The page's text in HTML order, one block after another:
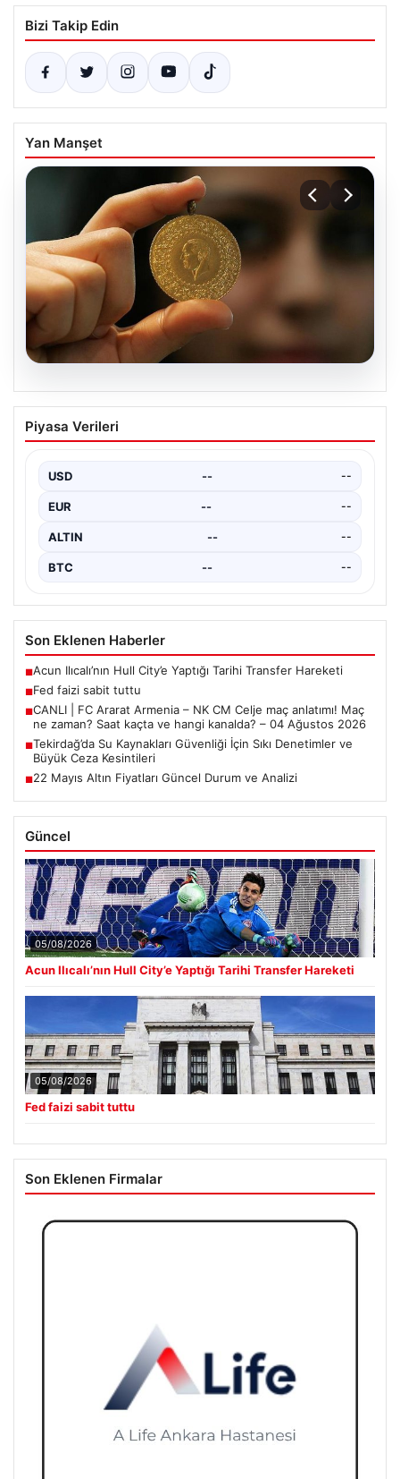
Bizi Takip Edin
Yan Manşet
22 Mayıs Altın Fiyatları Güncel Durum
ve Analizi
yatırımcıların ve ekonomistlerin dikkatini çekiyor. Ankara
Bölge Adliye…
Piyasa Verileri
USD -- --
EUR -- --
ALTIN -- --
BTC -- --
Son Eklenen Haberler
■Acun Ilıcalı’nın Hull City’e Yaptığı Tarihi Transfer Hareketi
■Fed faizi sabit tuttu
■CANLI | FC Ararat Armenia – NK CM Celje maç anlatımı! Maç
ne zaman? Saat kaçta ve hangi kanalda? – 04 Ağustos 2026
■Tekirdağ’da Su Kaynakları Güvenliği İçin Sıkı Denetimler ve
Büyük Ceza Kesintileri
■22 Mayıs Altın Fiyatları Güncel Durum ve Analizi
Güncel
05/08/2026
Acun Ilıcalı’nın Hull City’e Yaptığı Tarihi Transfer Hareketi
05/08/2026
Fed faizi sabit tuttu
Son Eklenen Firmalar